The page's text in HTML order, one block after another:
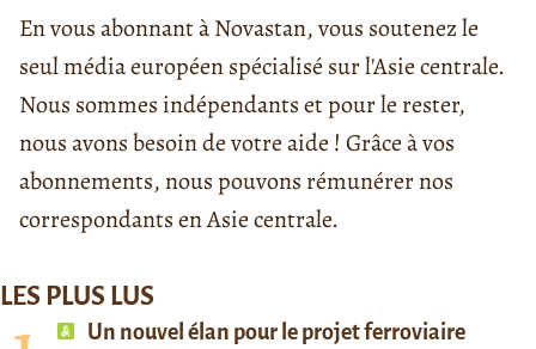
En vous abonnant à Novastan, vous soutenez le
seul média européen spécialisé sur l'Asie centrale.
Nous sommes indépendants et pour le rester,
nous avons besoin de votre aide ! Grâce à vos
abonnements, nous pouvons rémunérer nos
correspondants en Asie centrale.
LES PLUS LUS
Un nouvel élan pour le projet ferroviaire